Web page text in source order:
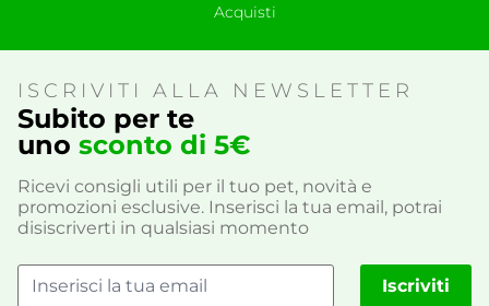
Acquisti
ISCRIVITI ALLA NEWSLETTER
Subito per te
uno sconto di 5€
Ricevi consigli utili per il tuo pet, novità e
promozioni esclusive. Inserisci la tua email, potrai
disiscriverti in qualsiasi momento
Iscriviti